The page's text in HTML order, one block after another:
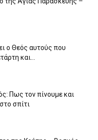
ο Θεός αυτούς που
και...
Πως τον πίνουμε και
σπίτι